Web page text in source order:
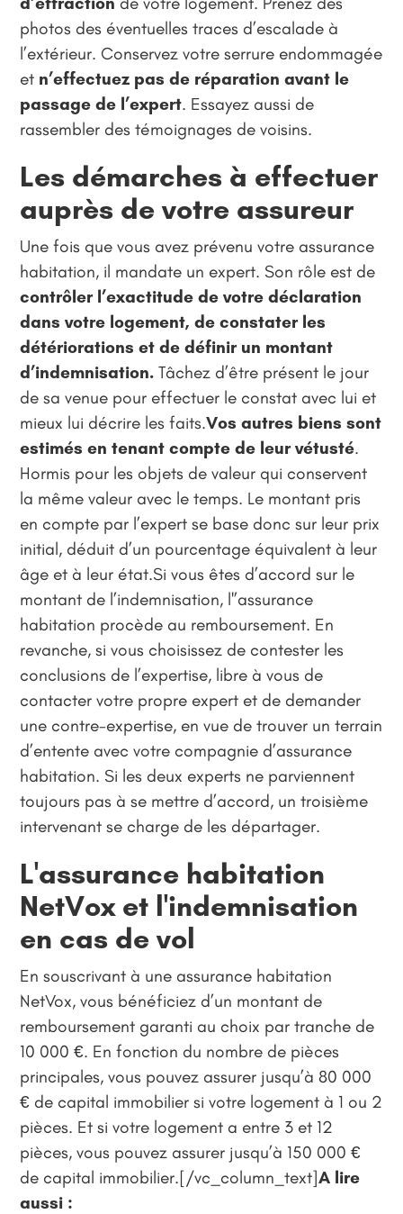
photos des éventuelles traces d’escalade à
l’extérieur. Conservez votre serrure endommagée
et n’effectuez pas de réparation avant le
passage de l’expert. Essayez aussi de
rassembler des témoignages de voisins.
Les démarches à effectuer
auprès de votre assureur
Une fois que vous avez prévenu votre assurance
habitation, il mandate un expert. Son rôle est de
contrôler l’exactitude de votre déclaration
dans votre logement, de constater les
détériorations et de définir un montant
d’indemnisation. Tâchez d’être présent le jour
de sa venue pour effectuer le constat avec lui et
mieux lui décrire les faits.Vos autres biens sont
estimés en tenant compte de leur vétusté.
Hormis pour les objets de valeur qui conservent
la même valeur avec le temps. Le montant pris
en compte par l’expert se base donc sur leur prix
initial, déduit d’un pourcentage équivalent à leur
âge et à leur état.Si vous êtes d’accord sur le
montant de l’indemnisation, l'’assurance
habitation procède au remboursement. En
revanche, si vous choisissez de contester les
conclusions de l’expertise, libre à vous de
contacter votre propre expert et de demander
une contre-expertise, en vue de trouver un terrain
d’entente avec votre compagnie d’assurance
habitation. Si les deux experts ne parviennent
toujours pas à se mettre d’accord, un troisième
intervenant se charge de les départager.
L'assurance habitation
NetVox et l'indemnisation
en cas de vol
En souscrivant à une assurance habitation
NetVox, vous bénéficiez d’un montant de
remboursement garanti au choix par tranche de
10 000 €. En fonction du nombre de pièces
principales, vous pouvez assurer jusqu’à 80 000
€ de capital immobilier si votre logement à 1 ou 2
pièces. Et si votre logement a entre 3 et 12
pièces, vous pouvez assurer jusqu’à 150 000 €
de capital immobilier.[/vc_column_text]A lire
aussi :